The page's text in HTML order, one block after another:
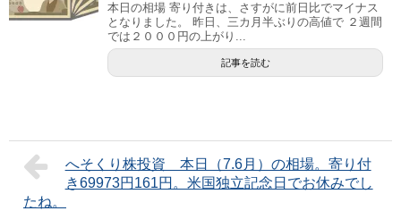
本日の相場 寄り付きは、さすがに前日比でマイナス
となりました。 昨日、三カ月半ぶりの高値で ２週間
では２０００円の上がり...
記事を読む
へそくり株投資 本日（7.6月）の相場。寄り付
き69973円161円。米国独立記念日でお休みでし
たね。